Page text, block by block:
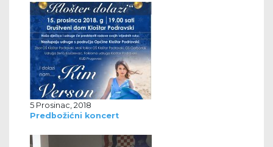
5 Prosinac, 2018
Predbožićni koncert